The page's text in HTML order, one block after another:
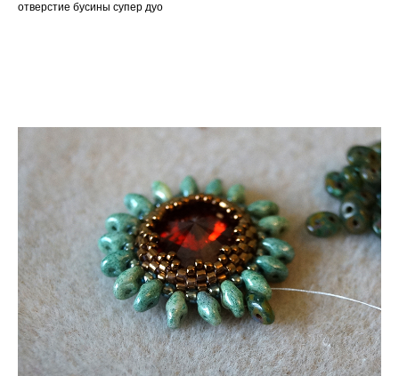
отверстие бусины супер дуо